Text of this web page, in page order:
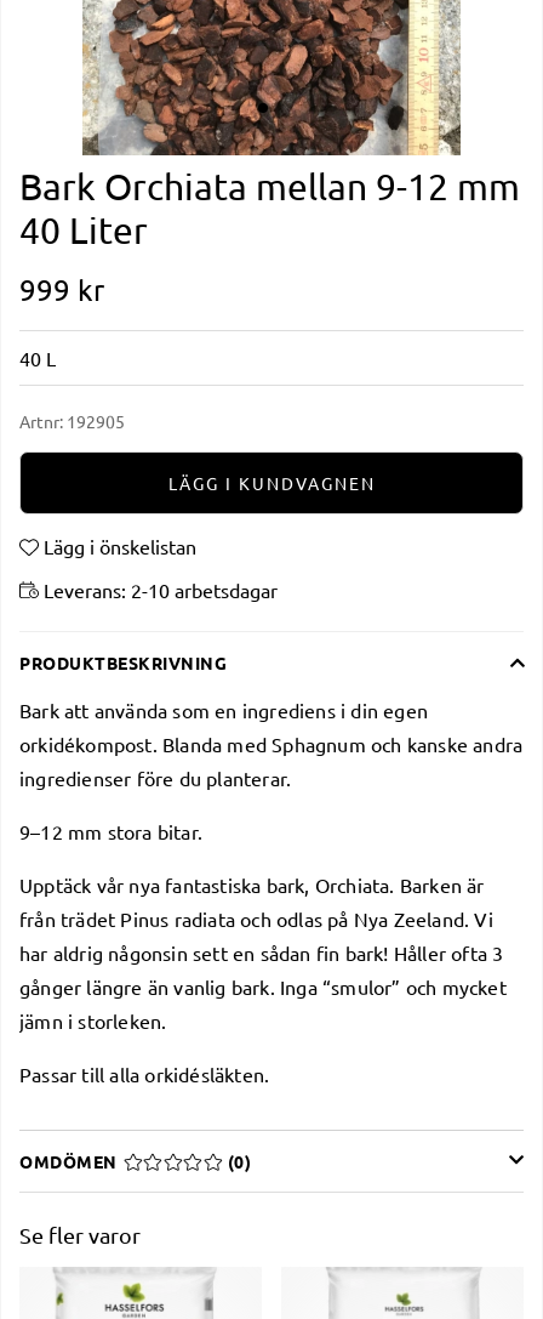
Bark Orchiata mellan 9-12 mm
40 Liter
999 kr
40 L
Artnr: 192905
LÄGG I KUNDVAGNEN
Lägg i önskelistan
Leverans: 2-10 arbetsdagar
PRODUKTBESKRIVNING
Bark att använda som en ingrediens i din egen
orkidékompost. Blanda med Sphagnum och kanske andra
ingredienser före du planterar.
9–12 mm stora bitar.
Upptäck vår nya fantastiska bark, Orchiata. Barken är
från trädet Pinus radiata och odlas på Nya Zeeland. Vi
har aldrig någonsin sett en sådan fin bark! Håller ofta 3
gånger längre än vanlig bark. Inga “smulor” och mycket
jämn i storleken.
Passar till alla orkidésläkten.
OMDÖMEN MEDELBETYG 0 AV 5 ANTAL BETYG 0
(0)
Se fler varor